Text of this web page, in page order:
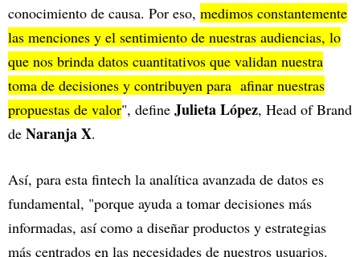
conocimiento de causa. Por eso, medimos constantemente
las menciones y el sentimiento de nuestras audiencias, lo
que nos brinda datos cuantitativos que validan nuestra
toma de decisiones y contribuyen para afinar nuestras
propuestas de valor", define Julieta López, Head of Brand
de Naranja X.
Así, para esta fintech la analítica avanzada de datos es
fundamental, "porque ayuda a tomar decisiones más
informadas, así como a diseñar productos y estrategias
más centrados en las necesidades de nuestros usuarios.